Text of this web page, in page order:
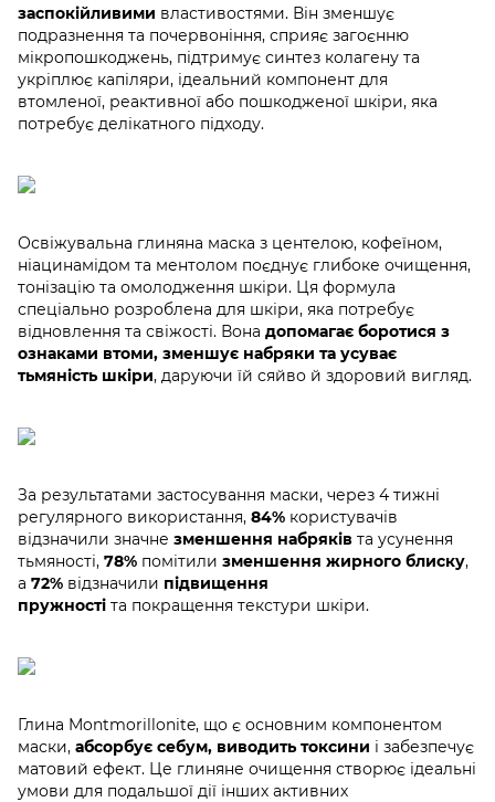
заспокійливими властивостями. Він зменшує
подразнення та почервоніння, сприяє загоєнню
мікропошкоджень, підтримує синтез колагену та
укріплює капіляри, ідеальний компонент для
втомленої, реактивної або пошкодженої шкіри, яка
потребує делікатного підходу.
Освіжувальна глиняна маска з центелою, кофеїном,
ніацинамідом та ментолом поєднує глибоке очищення,
тонізацію та омолодження шкіри. Ця формула
спеціально розроблена для шкіри, яка потребує
відновлення та свіжості. Вона допомагає боротися з
ознаками втоми, зменшує набряки та усуває
тьмяність шкіри, даруючи їй сяйво й здоровий вигляд.
За результатами застосування маски, через 4 тижні
регулярного використання, 84% користувачів
відзначили значне зменшення набряків та усунення
тьмяності, 78% помітили зменшення жирного блиску,
а 72% відзначили підвищення
пружності та покращення текстури шкіри.
Глина Montmorillonite, що є основним компонентом
маски, абсорбує себум, виводить токсини і забезпечує
матовий ефект. Це глиняне очищення створює ідеальні
умови для подальшої дії інших активних